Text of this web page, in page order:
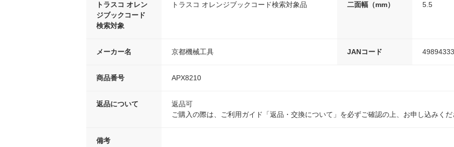
トラスコ オレン
ジブックコード
検索対象
トラスコ オレンジブックコード検索対象品 二面幅（mm） 5.5
メーカー名 京都機械工具 JANコード
商品番号 APX8210
返品について
返品可
ご購入の際は、ご利用ガイド「返品・交換について」を必ずご確認の上、お申し込みくだ
備考